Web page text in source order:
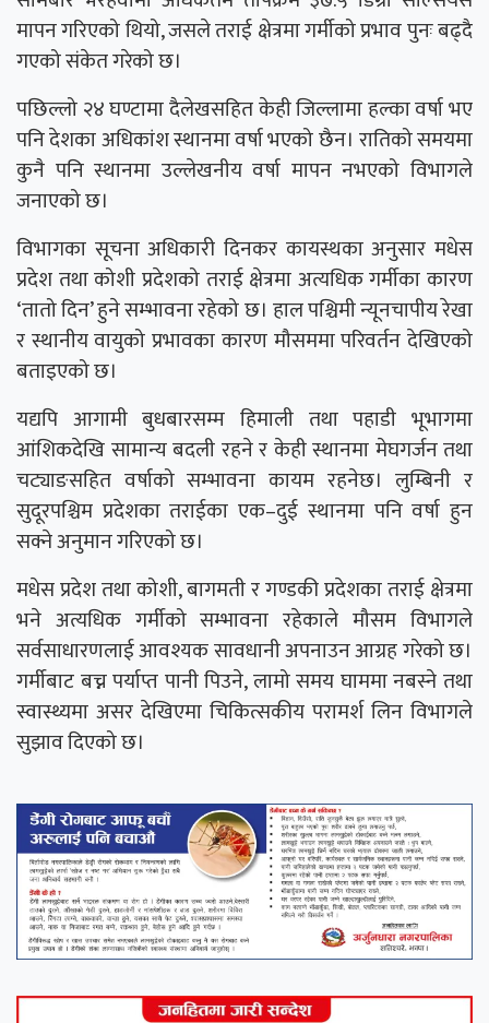
मापन गरिएको थियो, जसले तराई क्षेत्रमा गर्मीको प्रभाव पुनः बढ्दै
गएको संकेत गरेको छ।
पछिल्लो २४ घण्टामा दैलेखसहित केही जिल्लामा हल्का वर्षा भए
पनि देशका अधिकांश स्थानमा वर्षा भएको छैन। रातिको समयमा
कुनै पनि स्थानमा उल्लेखनीय वर्षा मापन नभएको विभागले
जनाएको छ।
विभागका सूचना अधिकारी दिनकर कायस्थका अनुसार मधेस
प्रदेश तथा कोशी प्रदेशको तराई क्षेत्रमा अत्यधिक गर्मीका कारण
‘तातो दिन’ हुने सम्भावना रहेको छ। हाल पश्चिमी न्यूनचापीय रेखा
र स्थानीय वायुको प्रभावका कारण मौसममा परिवर्तन देखिएको
बताइएको छ।
यद्यपि आगामी बुधबारसम्म हिमाली तथा पहाडी भूभागमा
आंशिकदेखि सामान्य बदली रहने र केही स्थानमा मेघगर्जन तथा
चट्याङसहित वर्षाको सम्भावना कायम रहनेछ। लुम्बिनी र
सुदूरपश्चिम प्रदेशका तराईका एक–दुई स्थानमा पनि वर्षा हुन
सक्ने अनुमान गरिएको छ।
मधेस प्रदेश तथा कोशी, बागमती र गण्डकी प्रदेशका तराई क्षेत्रमा
भने अत्यधिक गर्मीको सम्भावना रहेकाले मौसम विभागले
सर्वसाधारणलाई आवश्यक सावधानी अपनाउन आग्रह गरेको छ।
गर्मीबाट बच्न पर्याप्त पानी पिउने, लामो समय घाममा नबस्ने तथा
स्वास्थ्यमा असर देखिएमा चिकित्सकीय परामर्श लिन विभागले
सुझाव दिएको छ।